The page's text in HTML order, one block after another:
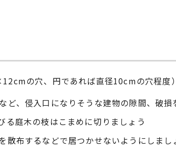
の穴、円であれば直径10cmの穴程度
、侵入口になりそうな建物の隙間、破
る庭木の枝はこまめに切りましょう
布するなどで居つかせないようにしまし